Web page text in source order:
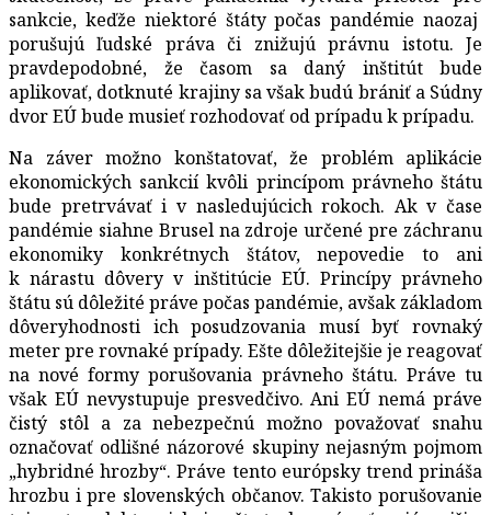
sankcie, keďže niektoré štáty počas pandémie naozaj
porušujú ľudské práva či znižujú právnu istotu. Je
pravdepodobné, že časom sa daný inštitút bude
aplikovať, dotknuté krajiny sa však budú brániť a Súdny
dvor EÚ bude musieť rozhodovať od prípadu k prípadu.
Na záver možno konštatovať, že problém aplikácie
ekonomických sankcií kvôli princípom právneho štátu
bude pretrvávať i v nasledujúcich rokoch. Ak v čase
pandémie siahne Brusel na zdroje určené pre záchranu
ekonomiky konkrétnych štátov, nepovedie to ani
k nárastu dôvery v inštitúcie EÚ. Princípy právneho
štátu sú dôležité práve počas pandémie, avšak základom
dôveryhodnosti ich posudzovania musí byť rovnaký
meter pre rovnaké prípady. Ešte dôležitejšie je reagovať
na nové formy porušovania právneho štátu. Práve tu
však EÚ nevystupuje presvedčivo. Ani EÚ nemá práve
čistý stôl a za nebezpečnú možno považovať snahu
označovať odlišné názorové skupiny nejasným pojmom
„hybridné hrozby“. Práve tento európsky trend prináša
hrozbu i pre slovenských občanov. Takisto porušovanie